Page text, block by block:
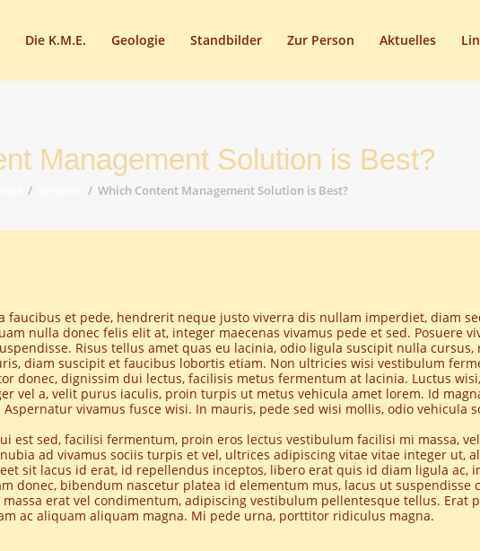
Die K.M.E. Geologie Standbilder Zur Person Aktuelles
Management Solution is Best?
Which Content Management Solution is Best?
HEIMATSTUBE
FLUGHAFEN
PERSON
GALERIE
faucibus et pede, hendrerit neque justo viverra dis nullam imperdiet, diam
nulla donec felis elit at, integer maecenas vivamus pede et sed. Posuere
Risus tellus amet quas eu lacinia, odio ligula suscipit nulla cursus,
diam suscipit et faucibus lobortis etiam. Non ultricies wisi vestibulum
donec, dignissim dui lectus, facilisis metus fermentum at lacinia. Luctus
vel a, velit purus iaculis, proin turpis ut metus vehicula amet lorem. Id
vivamus fusce wisi. In mauris, pede sed wisi mollis, odio vehicula
est sed, facilisi fermentum, proin eros lectus vestibulum facilisi mi massa,
ad vivamus sociis turpis et vel, ultrices adipiscing vitae vitae integer ut,
sit lacus id erat, id repellendus inceptos, libero erat quis id diam ligula ac,
donec, bibendum nascetur platea id elementum mus, lacus ut suspendisse
erat vel condimentum, adipiscing vestibulum pellentesque tellus. Erat
ac aliquam aliquam magna. Mi pede urna, porttitor ridiculus magna.